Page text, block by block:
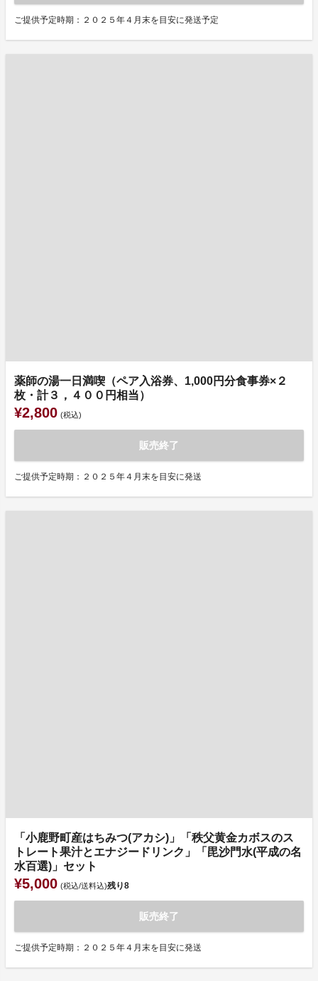
ご提供予定時期：２０２５年４月末を目安に発送予定
薬師の湯一日満喫（ペア入浴券、1,000円分食事券×２
枚・計３，４００円相当）
¥2,800 (税込)
販売終了
ご提供予定時期：２０２５年４月末を目安に発送
「小鹿野町産はちみつ(アカシ)」「秩父黄金カボスのス
トレート果汁とエナジードリンク」「毘沙門水(平成の名
水百選)」セット
¥5,000 (税込/送料込)残り8
販売終了
ご提供予定時期：２０２５年４月末を目安に発送